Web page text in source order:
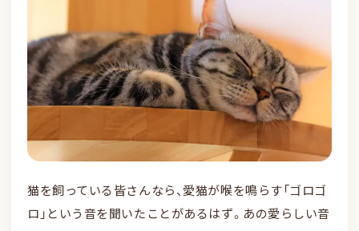
猫を飼っている皆さんなら、愛猫が喉を鳴らす「ゴロゴ
ロ」という音を聞いたことがあるはず。あの愛らしい音